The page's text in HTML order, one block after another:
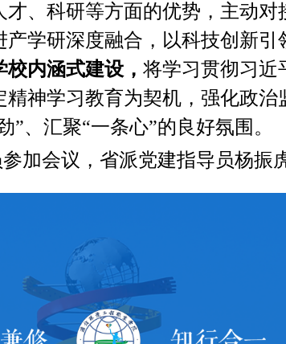
才、科研等方面的优势，主动
学研深度融合，以科技创新引
内涵式建设， 将学习贯彻习近
精神学习教育为契机，强化政
”、汇聚“一条心”的良好氛围。
加会议，省派党建指导员杨振